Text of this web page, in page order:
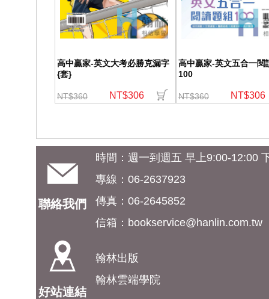
高中贏家-英文大考必勝克漏字
{套}
NT$360 NT$306
高中贏家-英文五合一閱
100
NT$360 NT$306
聯絡我們
時間：週一到週五 早上9:00-12:00
專線：06-2637923
傳真：06-2645852
信箱： bookservice@hanlin.com.tw
好站連結
翰林出版
翰林雲端學院